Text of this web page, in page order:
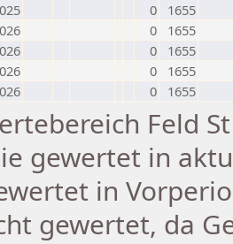
0
1655
0
1655
0
1655
0
1655
0 1655
Feld
gewertet in
in
gewertet, da